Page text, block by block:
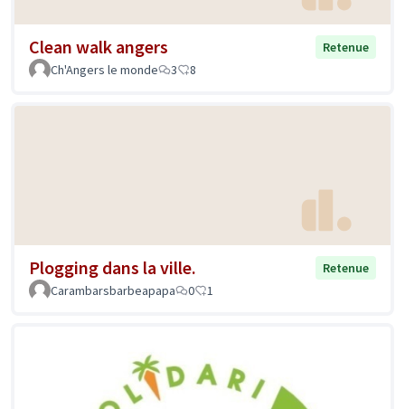
Clean walk angers
Retenue
Ch'Angers le monde
3 8
Plogging dans la ville.
Retenue
Carambarsbarbeapapa
0 1